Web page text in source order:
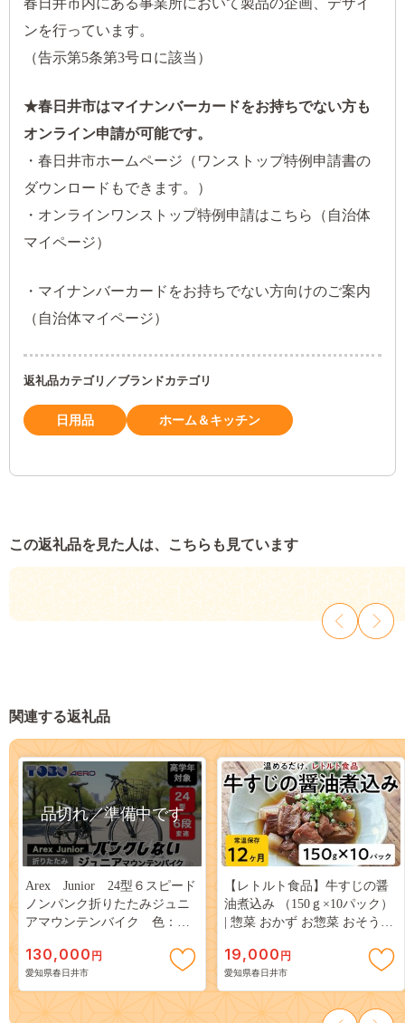
春日井市内にある事業所において製品の企画、デザイ
ンを行っています。
（告示第5条第3号ロに該当）
★春日井市はマイナンバーカードをお持ちでない方も
オンライン申請が可能です。
・ 春日井市ホームページ（ワンストップ特例申請書の
ダウンロードもできます。）
・ オンラインワンストップ特例申請はこちら（自治体
マイページ）
・ マイナンバーカードをお持ちでない方向けのご案内
（自治体マイページ）
返礼品カテゴリ／ブランドカテゴリ
日用品 ホーム＆キッチン
この返礼品を見た人は、こちらも見ています
関連する返礼品
品切れ／準備中です
Arex Junior 24型６スピード
ノンパンク折りたたみジュニ
アマウンテンバイク 色：ブ
送はできません。ご了承くだ
さい。
130,000 円
愛知県春日井市
【レトルト食品】牛すじの醤
油煮込み （150ｇ×10パック）
| 惣菜 おかず お惣菜 おそうざ
レンジ レンチン 温めるだけ
手軽 簡単 かんたん 時短 お手
軽 おつまみ 天然 だし 無添加
詰め合わせ 煮物 野菜 まとめ
19,000 円
愛知県春日井市